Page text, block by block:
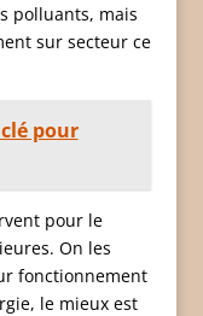
polluants, mais
sur secteur ce
pour
pour le
On les
fonctionnement
le mieux est